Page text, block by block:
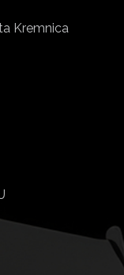
Kremnica